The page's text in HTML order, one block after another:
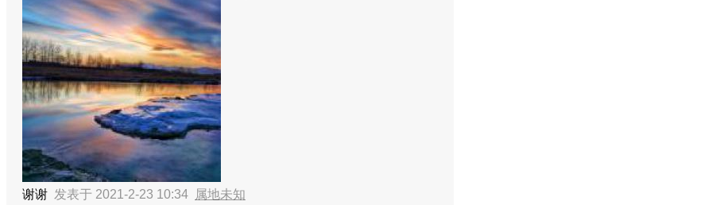
谢谢 发表于 2021-2-23 10:34 属地未知